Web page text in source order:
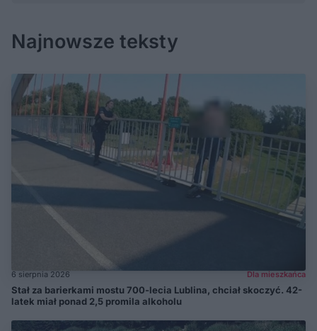
Najnowsze teksty
6 sierpnia 2026 Dla mieszkańca
Stał za barierkami mostu 700-lecia Lublina, chciał skoczyć. 42-
latek miał ponad 2,5 promila alkoholu